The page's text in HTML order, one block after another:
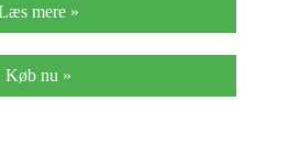
mere »
Køb nu »